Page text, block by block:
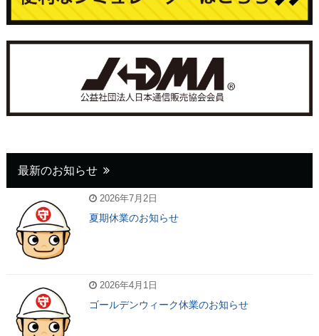
最新のお知らせ
2026年7月2日
夏期休業のお知らせ
2026年4月1日
ゴールデンウィーク休業のお知らせ